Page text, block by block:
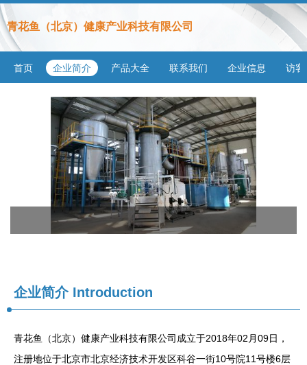
青花鱼（北京）健康产业科技有限公司
首页 企业简介 产品大全 联系我们 企业信息 访客
企业简介 Introduction
青花鱼（北京）健康产业科技有限公司成立于2018年02月09日，
注册地位于北京市北京经济技术开发区科谷一街10号院11号楼6层